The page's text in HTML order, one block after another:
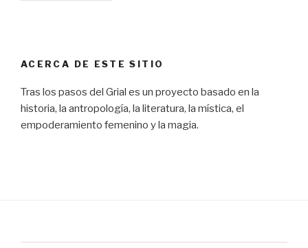
ACERCA DE ESTE SITIO
Tras los pasos del Grial es un proyecto basado en la
historia, la antropología, la literatura, la mística, el
empoderamiento femenino y la magia.